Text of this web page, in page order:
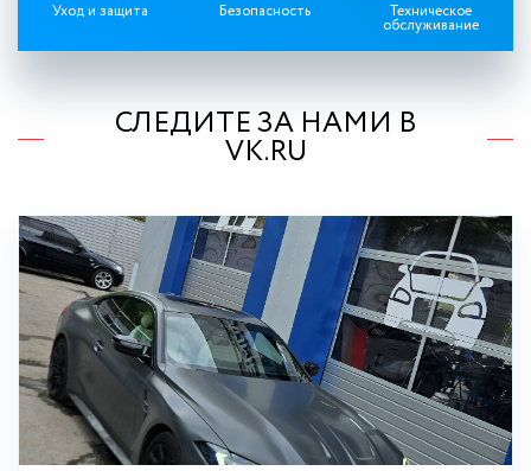
Уход и защита Безопасность Техническое
обслуживание
СЛЕДИТЕ ЗА НАМИ В
VK.RU